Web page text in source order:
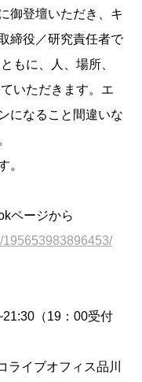
御登壇いただき、キ
締役／研究責任者で
もに、人、場所、
いただきます。エ
になること間違いな
。
ページから
195653983896453/
（19：00受付
イブオフィス品川